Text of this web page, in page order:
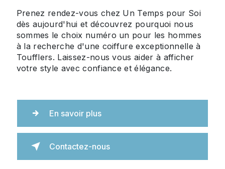
Prenez rendez-vous chez Un Temps pour Soi
dès aujourd'hui et découvrez pourquoi nous
sommes le choix numéro un pour les hommes
à la recherche d'une coiffure exceptionnelle à
Toufflers. Laissez-nous vous aider à afficher
votre style avec confiance et élégance.
En savoir plus
Contactez-nous